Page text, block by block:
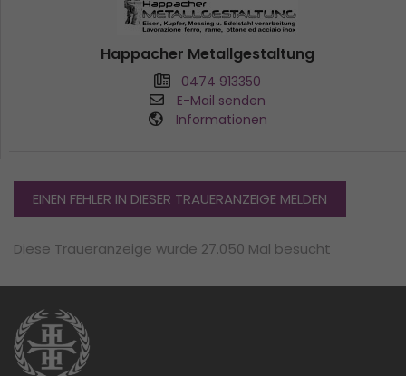
Happacher Metallgestaltung
0474 913350
E-Mail senden
Informationen
EINEN FEHLER IN DIESER TRAUERANZEIGE MELDEN
Diese Traueranzeige wurde 27.050 Mal besucht